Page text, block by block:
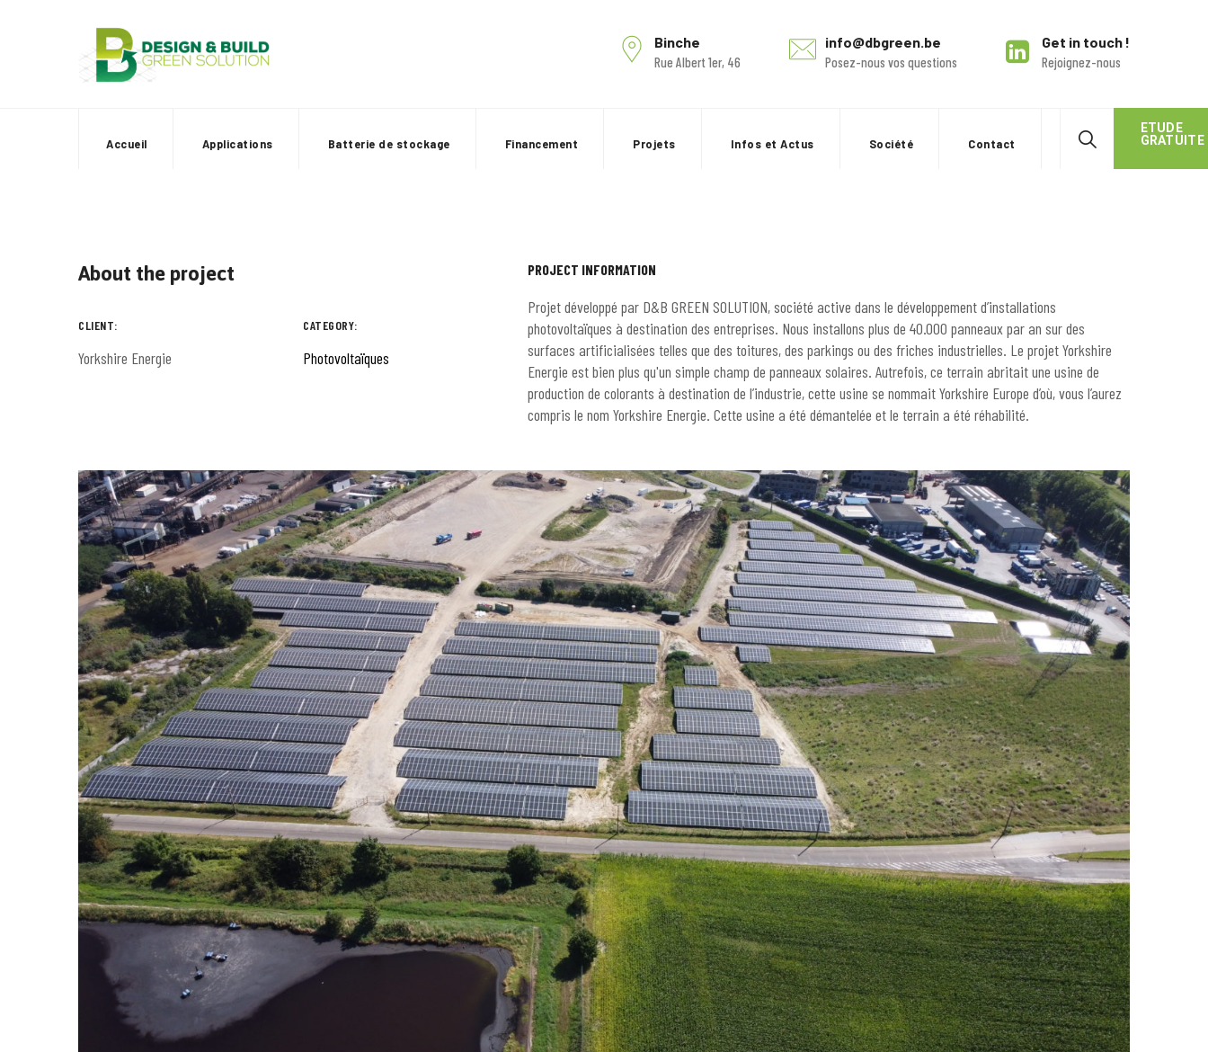
Binche
Rue Albert 1er, 46
info@dbgreen.be
Posez-nous vos questions
Get in touch !
Rejoignez-nous
Accueil Applications Batterie de stockage Financement Projets Infos et Actus Société Contact
ETUDE
GRATUITE
About the project
CLIENT:
Yorkshire Energie
CATEGORY:
Photovoltaïques
PROJECT INFORMATION
Projet développé par D&B GREEN SOLUTION, société active dans le développement d’installations
photovoltaïques à destination des entreprises. Nous installons plus de 40.000 panneaux par an sur des
surfaces artificialisées telles que des toitures, des parkings ou des friches industrielles. Le projet Yorkshire
Energie est bien plus qu'un simple champ de panneaux solaires. Autrefois, ce terrain abritait une usine de
production de colorants à destination de l’industrie, cette usine se nommait Yorkshire Europe d’où, vous l’aurez
compris le nom Yorkshire Energie. Cette usine a été démantelée et le terrain a été réhabilité.